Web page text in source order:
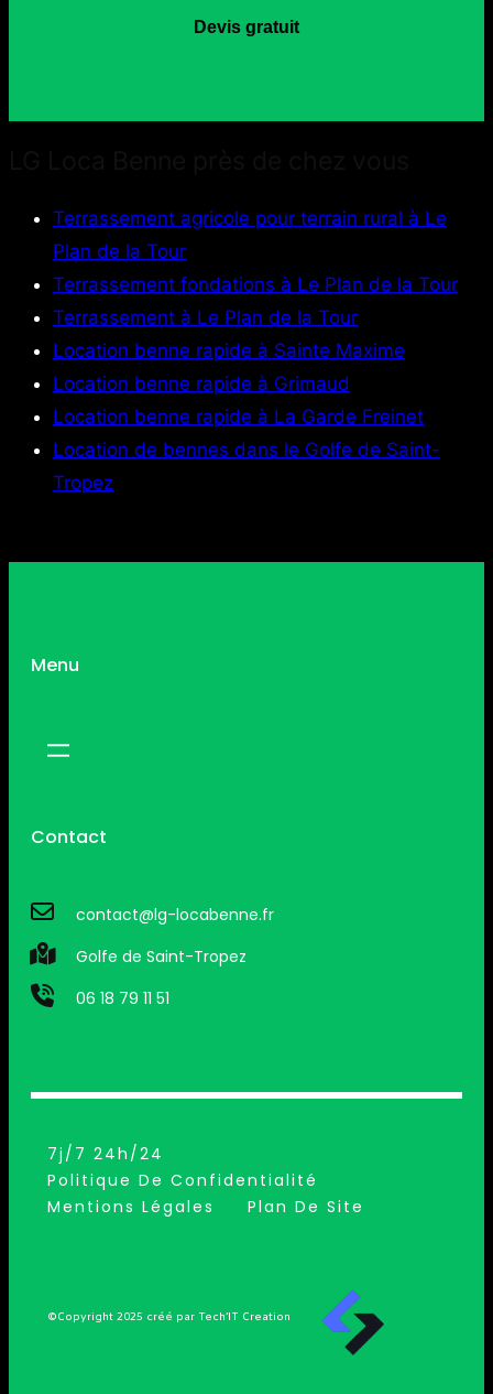
Devis gratuit
Terrassement agricole pour terrain rural à Le
Plan de la Tour
Terrassement fondations à Le Plan de la Tour
Terrassement à Le Plan de la Tour
Location benne rapide à Sainte Maxime
Location benne rapide à Grimaud
Location benne rapide à La Garde Freinet
Location de bennes dans le Golfe de Saint-
Tropez
Menu
Contact
contact@lg-locabenne.fr
Golfe de Saint-Tropez
06 18 79 11 51
7j/7 24h/24
Politique De Confidentialité
Mentions Légales
Plan De Site
©Copyright 2025 créé par Tech’IT Creation